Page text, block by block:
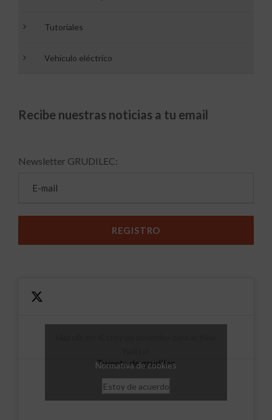
Tutoriales
Vehículo eléctrico
Recibe nuestras noticias a tu email
Newsletter GRUDILEC:
Tweets de grudilec
Normativa de cookies
Estoy de acuerdo